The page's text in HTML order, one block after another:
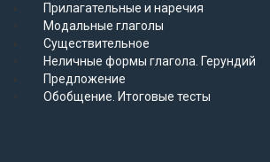
Прилагательные и наречия
Модальные глаголы
Существительное
Неличные формы глагола. Герундий
Предложение
Обобщение. Итоговые тесты